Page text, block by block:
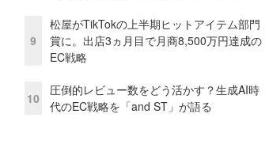
9
松屋がTikTokの上半期ヒットアイテム部門
賞に。出店3ヵ月目で月商8,500万円達成の
EC戦略
10
圧倒的レビュー数をどう活かす？生成AI時
代のEC戦略を「and ST」が語る